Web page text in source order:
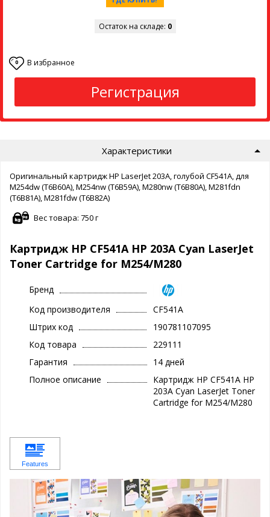
Остаток на складе: 0
0 В избранное
Регистрация
Характеристики
Оригинальный картридж HP LaserJet 203A, голубой CF541A, для
M254dw (T6B60A), M254nw (T6B59A), M280nw (T6B80A), M281fdn
(T6B81A), M281fdw (T6B82A)
Вес товара: 750 г
Картридж HP CF541A HP 203A Cyan LaserJet
Toner Cartridge for M254/M280
Бренд
Код производителя
CF541A
Штрих код
190781107095
Код товара
229111
Гарантия
14 дней
Полное описание
Картридж HP CF541A HP
203A Cyan LaserJet Toner
Cartridge for M254/M280